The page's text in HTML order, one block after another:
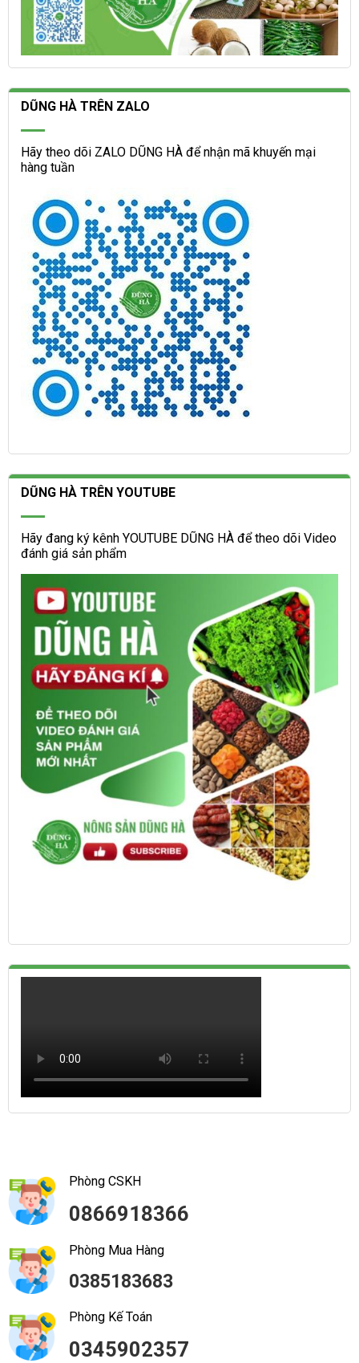
DŨNG HÀ TRÊN ZALO
Hãy theo dõi ZALO DŨNG HÀ để nhận mã khuyến mại
hàng tuần
DŨNG HÀ TRÊN YOUTUBE
Hãy đang ký kênh YOUTUBE DŨNG HÀ để theo dõi Video
đánh giá sản phẩm
Phòng CSKH
0866918366
Phòng Mua Hàng
0385183683
Phòng Kế Toán
0345902357